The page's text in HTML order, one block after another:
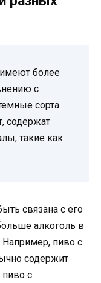
более
с
сорта
содержат
такие как
связана с его
алкоголь в
пиво с
содержит
пиво с